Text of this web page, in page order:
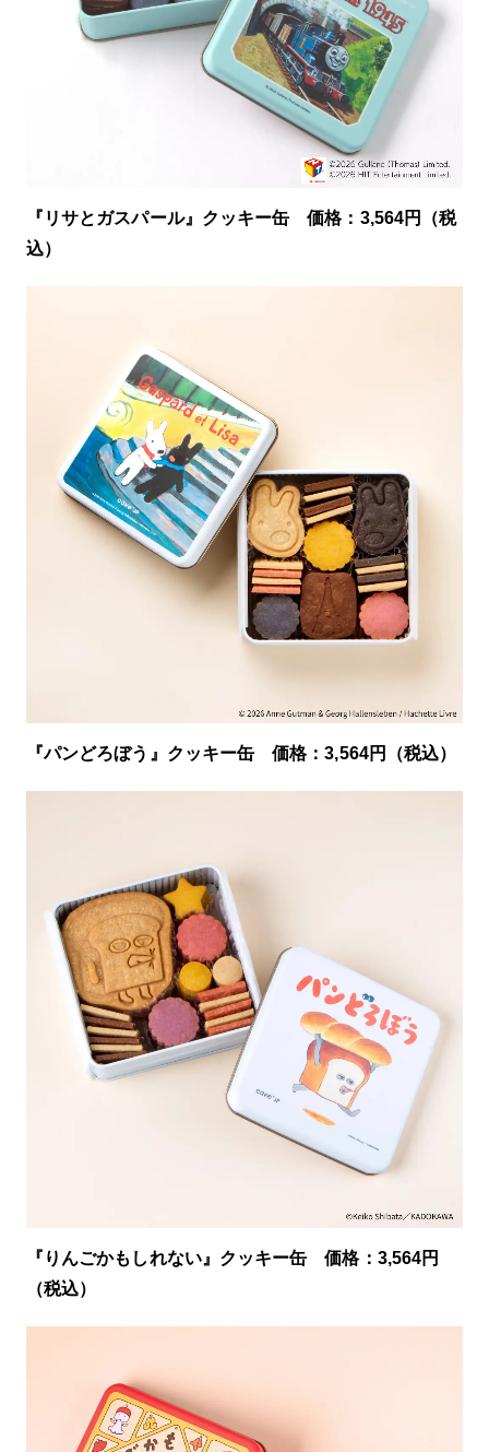
『リサとガスパール』クッキー缶 価格：3,564円（税
込）
『パンどろぼう』クッキー缶 価格：3,564円（税込）
『りんごかもしれない』クッキー缶 価格：3,564円
（税込）